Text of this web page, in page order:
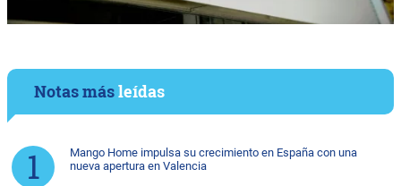
Notas másleídas
Mango Home impulsa su crecimiento en España con una
nueva apertura en Valencia